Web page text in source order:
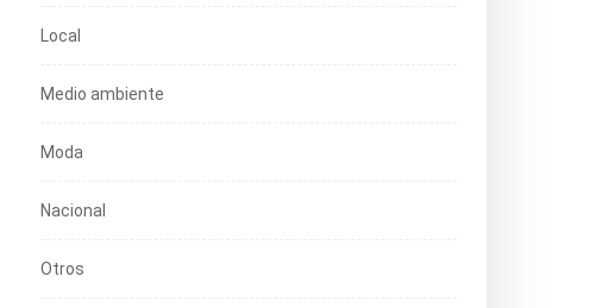
Local
Medio ambiente
Moda
Nacional
Otros